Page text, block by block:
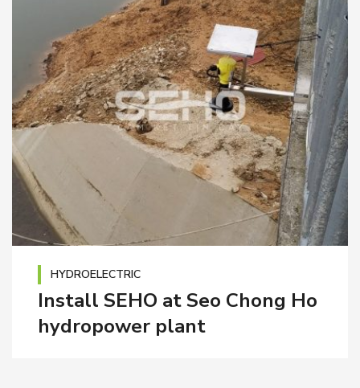
HYDROELECTRIC
Install SEHO at Seo Chong Ho
hydropower plant